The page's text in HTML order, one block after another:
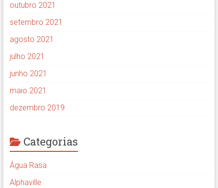
outubro 2021
setembro 2021
agosto 2021
julho 2021
junho 2021
maio 2021
dezembro 2019
Categorias
Água Rasa
Alphaville